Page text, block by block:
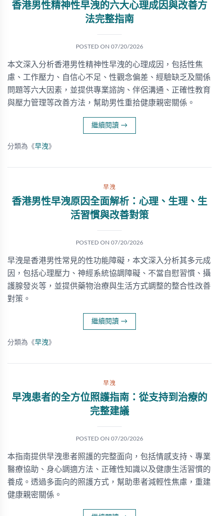
香港男性精神性早洩的六大心理成因與改善方
法完整指南
POSTED ON 07/20/2026
本文深入分析香港男性精神性早洩的心理成因，包括性焦
慮、工作壓力、自信心不足、性觀念偏差、經驗缺乏及關係
問題等六大因素，並提供專業諮詢、伴侶溝通、正確性教育
與壓力管理等改善方法，幫助男性重拾健康親密關係。
繼續閱讀 →
分類為《早洩》
早洩
香港男性早洩原因全面解析：心理、生理、生
活習慣與改善對策
POSTED ON 07/20/2026
早洩是香港男性常見的性功能障礙，本文深入分析其多元成
因，包括心理壓力、神經系統協調障礙、不當自慰習慣、攝
護腺發炎等，並提供藥物治療與生活方式調整的整合性改善
對策。
繼續閱讀 →
分類為《早洩》
早洩
早洩患者的全方位照護指南：從支持到治療的
完整建議
POSTED ON 07/20/2026
本指南提供早洩患者照護的完整面向，包括情感支持、專業
醫療協助、身心調適方法、正確性知識以及健康生活習慣的
養成。透過多面向的照護方式，幫助患者減輕性焦慮，重建
健康親密關係。